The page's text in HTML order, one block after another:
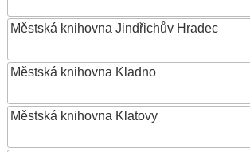
Městská knihovna Jindřichův Hradec
Městská knihovna Kladno
Městská knihovna Klatovy